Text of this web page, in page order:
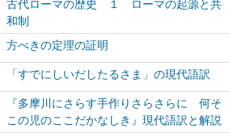
古代ローマの歴史 １ ローマの起源と共
和制
方べきの定理の証明
「すでにしいだしたるさま」の現代語訳
『多摩川にさらす手作りさらさらに 何そ
この児のここだかなしき』現代語訳と解説